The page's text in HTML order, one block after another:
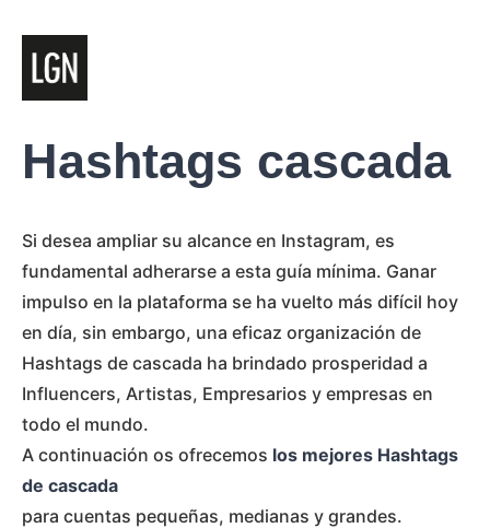
Hashtags cascada
Si desea ampliar su alcance en Instagram, es
fundamental adherarse a esta guía mínima. Ganar
impulso en la plataforma se ha vuelto más difícil hoy
en día, sin embargo, una eficaz organización de
Hashtags de cascada ha brindado prosperidad a
Influencers, Artistas, Empresarios y empresas en
todo el mundo.
A continuación os ofrecemos los mejores Hashtags
de cascada
para cuentas pequeñas, medianas y grandes.